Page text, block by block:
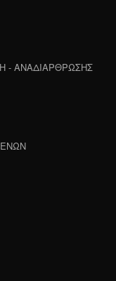
- ΑΝΑΔΙΑΡΘΡΩΣΗΣ